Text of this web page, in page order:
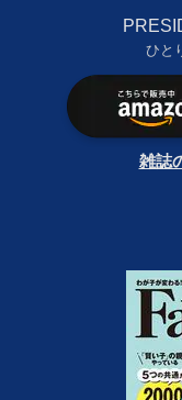
ひと
雑誌